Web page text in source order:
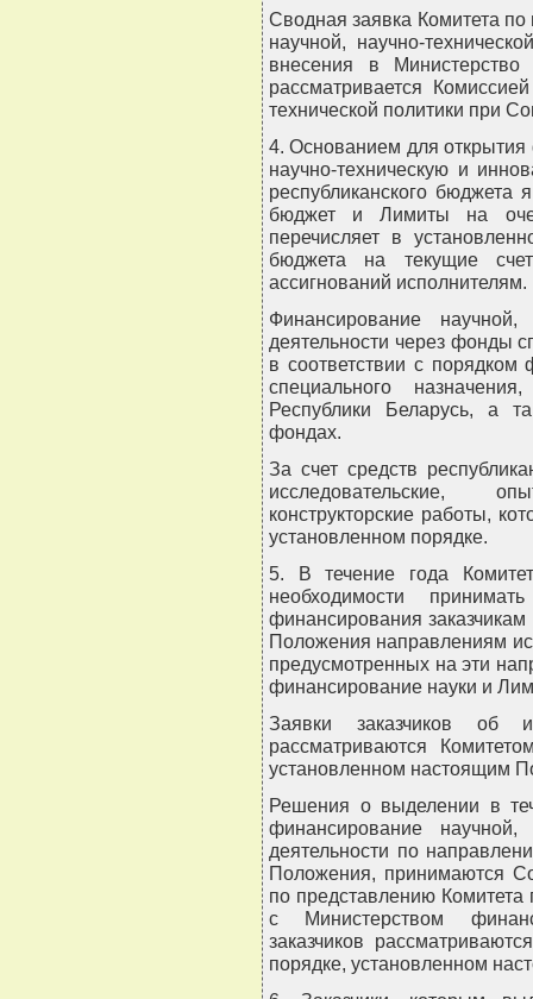
Сводная заявка Комитета
научной, научно-
внесения в
рассматривается
технической политики при
4. Основанием для открытия
научно-техническую и
республиканского бюджета
бюджет и Лимиты на
перечисляет в
бюджета на текущие
ассигнований исполнителям.
Финансирование научной,
деятельности через фонды
в соответствии с
специального
Республики Беларусь, а
фондах.
За счет средств
исследовательские,
конструкторские работы,
установленном порядке.
5. В течение года
необходимости
финансирования
Положения направлениям
предусмотренных на эти
финансирование науки и
Заявки заказчиков об
рассматриваются
установленном настоящим
Решения о выделении в
финансирование научной,
деятельности по
Положения, принимаются
по представлению Комитета
с Министерством
заказчиков
порядке, установленном